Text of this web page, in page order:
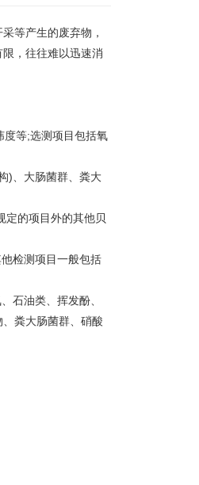
等产生的废弃物，
，往往难以迅速消
度等;选测项目包括氧
)、大肠菌群、粪大
定的项目外的其他贝
检测项目一般包括
石油类、挥发酚、
粪大肠菌群、硝酸